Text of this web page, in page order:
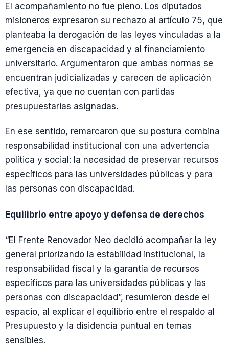
El acompañamiento no fue pleno. Los diputados
misioneros expresaron su rechazo al artículo 75, que
planteaba la derogación de las leyes vinculadas a la
emergencia en discapacidad y al financiamiento
universitario. Argumentaron que ambas normas se
encuentran judicializadas y carecen de aplicación
efectiva, ya que no cuentan con partidas
presupuestarias asignadas.
En ese sentido, remarcaron que su postura combina
responsabilidad institucional con una advertencia
política y social: la necesidad de preservar recursos
específicos para las universidades públicas y para
las personas con discapacidad.
Equilibrio entre apoyo y defensa de derechos
“El Frente Renovador Neo decidió acompañar la ley
general priorizando la estabilidad institucional, la
responsabilidad fiscal y la garantía de recursos
específicos para las universidades públicas y las
personas con discapacidad”, resumieron desde el
espacio, al explicar el equilibrio entre el respaldo al
Presupuesto y la disidencia puntual en temas
sensibles.